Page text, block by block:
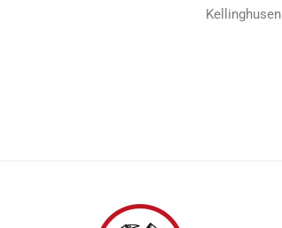
Kellinghusen